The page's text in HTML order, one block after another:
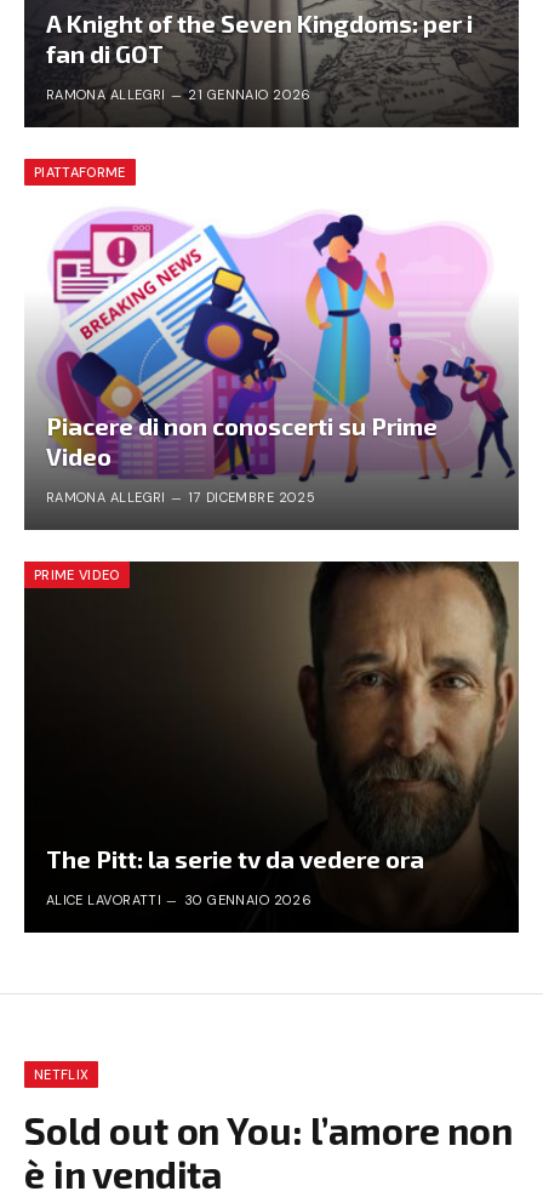
A Knight of the Seven Kingdoms: per i
fan di GOT
RAMONA ALLEGRI 21 GENNAIO 2026
PIATTAFORME
Piacere di non conoscerti su Prime
Video
RAMONA ALLEGRI 17 DICEMBRE 2025
PRIME VIDEO
The Pitt: la serie tv da vedere ora
ALICE LAVORATTI 30 GENNAIO 2026
NETFLIX
Sold out on You: l’amore non
è in vendita